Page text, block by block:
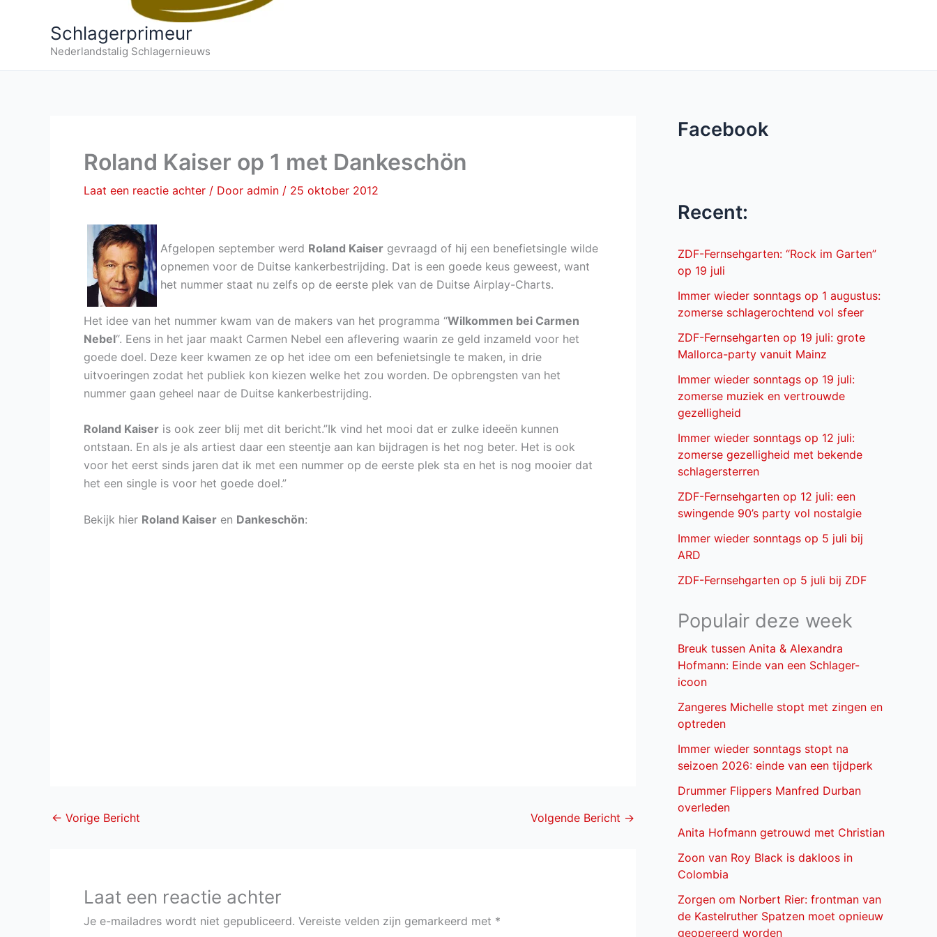
Schlagerprimeur
Nederlandstalig Schlagernieuws
Roland Kaiser op 1 met Dankeschön
Laat een reactie achter / Door admin / 25 oktober 2012
Afgelopen september werd Roland Kaiser gevraagd of hij een benefietsingle wilde
opnemen voor de Duitse kankerbestrijding. Dat is een goede keus geweest, want
het nummer staat nu zelfs op de eerste plek van de Duitse Airplay-Charts.
Het idee van het nummer kwam van de makers van het programma “Wilkommen bei Carmen
Nebel“. Eens in het jaar maakt Carmen Nebel een aflevering waarin ze geld inzameld voor het
goede doel. Deze keer kwamen ze op het idee om een befenietsingle te maken, in drie
uitvoeringen zodat het publiek kon kiezen welke het zou worden. De opbrengsten van het
nummer gaan geheel naar de Duitse kankerbestrijding.
Roland Kaiser is ook zeer blij met dit bericht.”Ik vind het mooi dat er zulke ideeën kunnen
ontstaan. En als je als artiest daar een steentje aan kan bijdragen is het nog beter. Het is ook
voor het eerst sinds jaren dat ik met een nummer op de eerste plek sta en het is nog mooier dat
het een single is voor het goede doel.”
Bekijk hier Roland Kaiser en Dankeschön:
← Vorige Bericht Volgende Bericht →
Laat een reactie achter
Je e-mailadres wordt niet gepubliceerd. Vereiste velden zijn gemarkeerd met *
Facebook
Recent:
ZDF-Fernsehgarten: “Rock im Garten”
op 19 juli
Immer wieder sonntags op 1 augustus:
zomerse schlagerochtend vol sfeer
ZDF-Fernsehgarten op 19 juli: grote
Mallorca-party vanuit Mainz
Immer wieder sonntags op 19 juli:
zomerse muziek en vertrouwde
gezelligheid
Immer wieder sonntags op 12 juli:
zomerse gezelligheid met bekende
schlagersterren
ZDF-Fernsehgarten op 12 juli: een
swingende 90’s party vol nostalgie
Immer wieder sonntags op 5 juli bij
ARD
ZDF-Fernsehgarten op 5 juli bij ZDF
Populair deze week
Breuk tussen Anita & Alexandra
Hofmann: Einde van een Schlager-
icoon
Zangeres Michelle stopt met zingen en
optreden
Immer wieder sonntags stopt na
seizoen 2026: einde van een tijdperk
Drummer Flippers Manfred Durban
overleden
Anita Hofmann getrouwd met Christian
Zoon van Roy Black is dakloos in
Colombia
Zorgen om Norbert Rier: frontman van
de Kastelruther Spatzen moet opnieuw
geopereerd worden